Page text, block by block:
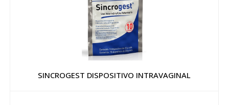
SINCROGEST DISPOSITIVO INTRAVAGINAL